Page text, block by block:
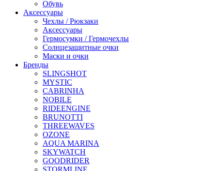
Обувь
Аксессуары
Чехлы / Рюкзаки
Аксессуары
Гермосумки / Гермочехлы
Солнцезащитные очки
Маски и очки
Бренды
SLINGSHOT
MYSTIC
CABRINHA
NOBILE
RIDEENGINE
BRUNOTTI
THREEWAVES
OZONE
AQUA MARINA
SKYWATCH
GOODRIDER
STORMLINE